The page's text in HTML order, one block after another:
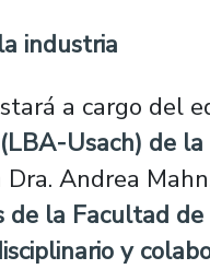
industria
a cargo del
Usach) de
Dra. Andrea
de la Facultad
y